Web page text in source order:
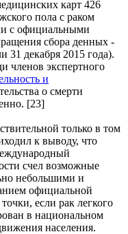
карт 426
пола с раком
с официальными
сбора денных -
31 декабря 2015 года).
членов экспертного
и
о смерти
[23]
только в том
к выводу, что
счел возможные
небольшими и
официальной
если рак легкого
в национальном
населения.